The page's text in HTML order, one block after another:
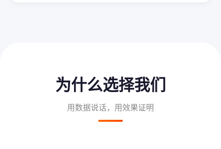
为什么选择我们
用数据说话，用效果证明